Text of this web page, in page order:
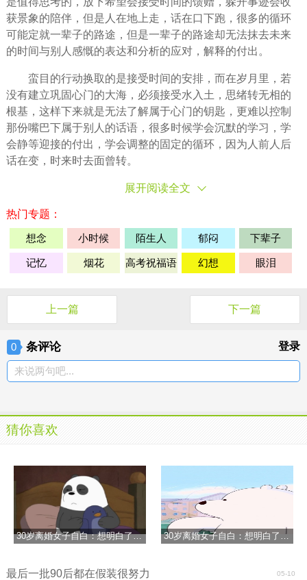
获景象的陪伴，但是人在地上走，话在口下跑，很多的循环
可能定就一辈子的路途，但是一辈子的路途却无法抹去未来
的时间与别人感慨的表达和分析的应对，解释的付出。
蛮目的行动换取的是接受时间的安排，而在岁月里，若
没有建立巩固心门的大海，必须接受水入土，思绪转无相的
根基，这样下来就是无法了解属于心门的钥匙，更难以控制
那份嘴巴下属于别人的话语，很多时候学会沉默的学习，学
会静等迎接的付出，学会调整的固定的循环，因为人前人后
话在变，时来时去面曾转。
展开阅读全文
热门专题：
想念 小时候 陌生人 郁闷 下辈子
记忆 烟花 高考祝福语 幻想 眼泪
上一篇 下一篇
0 条评论 登录
来说两句吧...
猜你喜欢
30岁离婚女子自白：想明白了再结婚 30岁离婚女子自白：想明白了再结婚
05-10
最后一批90后都在假装很努力